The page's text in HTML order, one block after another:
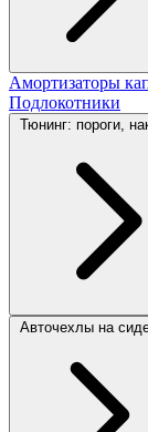
Амортизаторы
Подлокотники
Тюнинг: пороги,
Авточехлы на